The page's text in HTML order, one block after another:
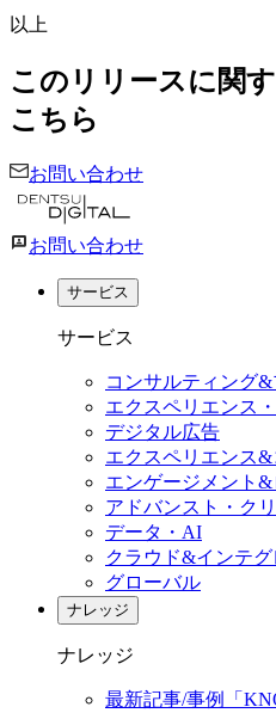
以上
このリリースに関
こちら
お問い合わせ
お問い合わせ
サービス
サービス
コンサルティング
エクスペリエンス
デジタル広告
エクスペリエンス&
エンゲージメント&
アドバンスト・ク
データ・AI
クラウド&インテ
グローバル
ナレッジ
ナレッジ
最新記事/事例「